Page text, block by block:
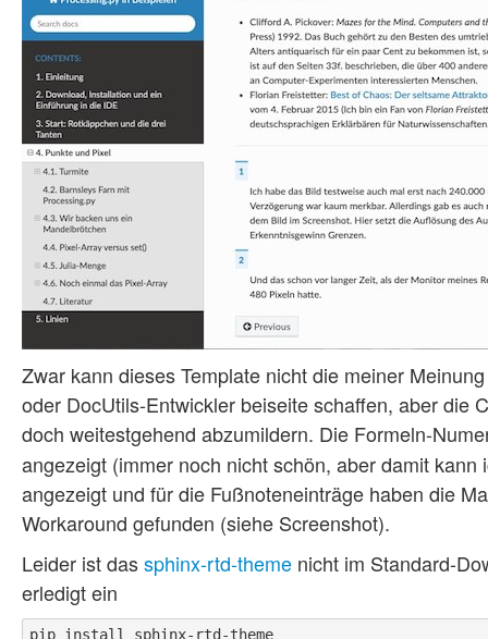
Zwar kann dieses Template nicht die meiner
oder DocUtils-Entwickler beiseite schaffen, aber die
doch weitestgehend abzumildern. Die Formeln-
angezeigt (immer noch nicht schön, aber damit
angezeigt und für die Fußnoteneinträge haben die
Workaround gefunden (siehe Screenshot).
Leider ist dassphinx-rtd-theme nicht im Standard-
erledigt ein